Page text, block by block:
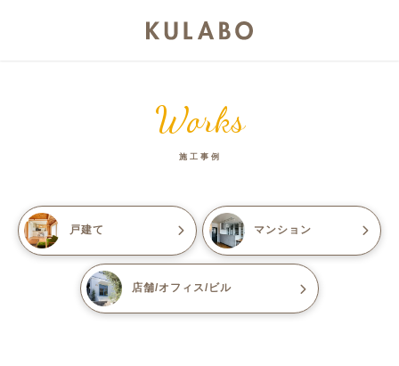
Works
施工事例
戸建て マンション
店舗/オフィス/ビル